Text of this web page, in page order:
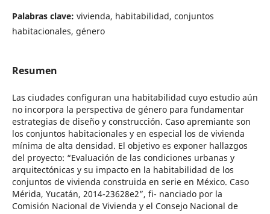
Palabras clave: vivienda, habitabilidad, conjuntos
habitacionales, género
Resumen
Las ciudades configuran una habitabilidad cuyo estudio aún
no incorpora la perspectiva de género para fundamentar
estrategias de diseño y construcción. Caso apremiante son
los conjuntos habitacionales y en especial los de vivienda
mínima de alta densidad. El objetivo es exponer hallazgos
del proyecto: “Evaluación de las condiciones urbanas y
arquitectónicas y su impacto en la habitabilidad de los
conjuntos de vivienda construida en serie en México. Caso
Mérida, Yucatán, 2014-23628e2”, fi- nanciado por la
Comisión Nacional de Vivienda y el Consejo Nacional de